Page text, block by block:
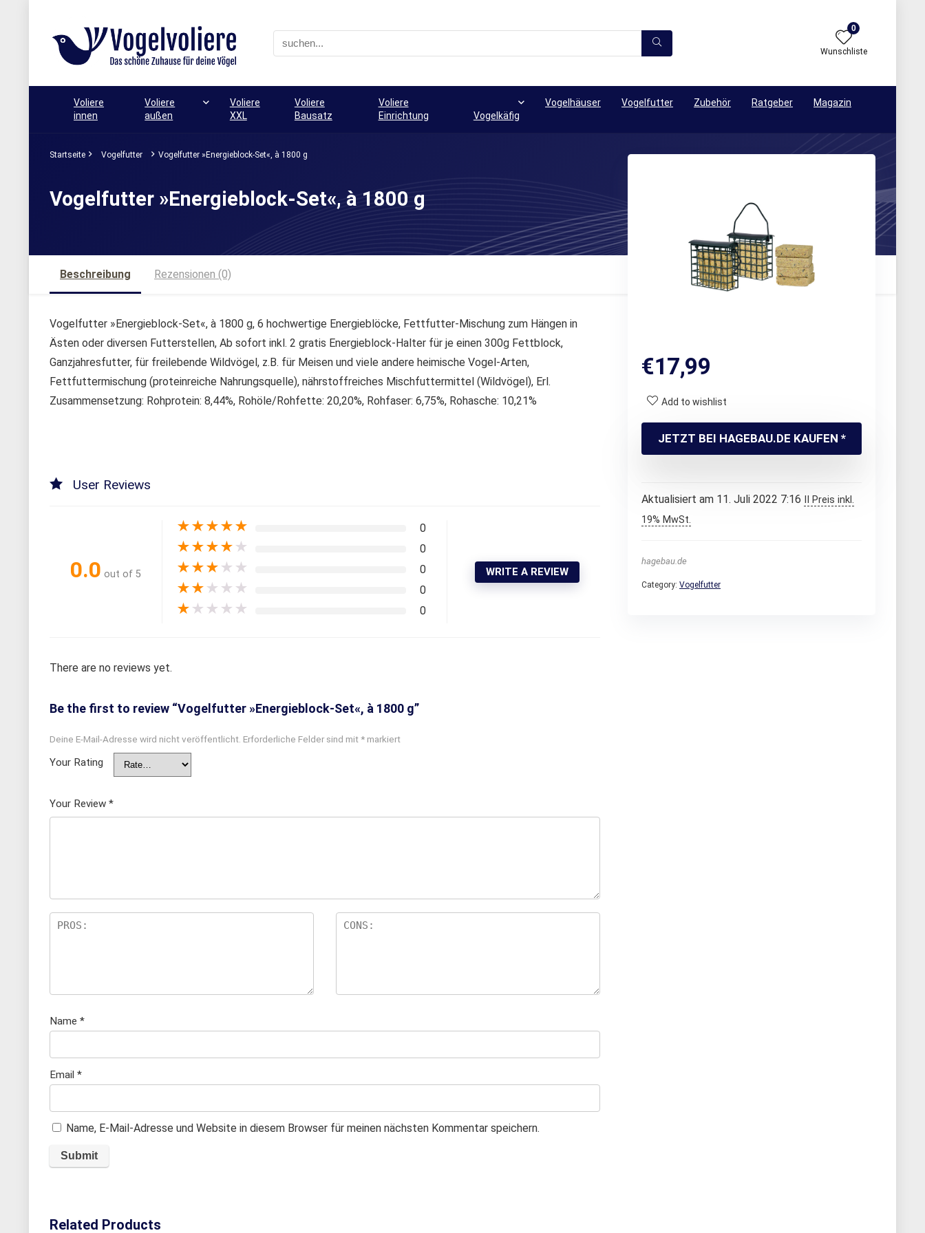
0
Wunschliste
Voliere
innen
Voliere
außen
Voliere
XXL
Voliere
Bausatz
Voliere
Einrichtung
Vogelkäfig
Vogelhäuser Vogelfutter Zubehör Ratgeber Magazin
Startseite Vogelfutter Vogelfutter »Energieblock-Set«, à 1800 g
Vogelfutter »Energieblock-Set«, à 1800 g
€17,99
Add to wishlist
JETZT BEI HAGEBAU.DE KAUFEN *
Aktualisiert am 11. Juli 2022 7:16
II Preis inkl.
19% MwSt.
hagebau.de
Category: Vogelfutter
Beschreibung Rezensionen (0)
Vogelfutter »Energieblock-Set«, à 1800 g, 6 hochwertige Energieblöcke, Fettfutter-Mischung zum Hängen in
Ästen oder diversen Futterstellen, Ab sofort inkl. 2 gratis Energieblock-Halter für je einen 300g Fettblock,
Ganzjahresfutter, für freilebende Wildvögel, z.B. für Meisen und viele andere heimische Vogel-Arten,
Fettfuttermischung (proteinreiche Nahrungsquelle), nährstoffreiches Mischfuttermittel (Wildvögel), Erl.
Zusammensetzung: Rohprotein: 8,44%, Rohöle/Rohfette: 20,20%, Rohfaser: 6,75%, Rohasche: 10,21%
User Reviews
0.0 out of 5
★★★★★ 0
★★★★ ★ 0
★★★ ★ ★ 0
★★ ★ ★ ★ 0
★ ★ ★ ★ ★ 0
WRITE A REVIEW
There are no reviews yet.
Be the first to review “Vogelfutter »Energieblock-Set«, à 1800 g”
Deine E-Mail-Adresse wird nicht veröffentlicht. Erforderliche Felder sind mit * markiert
Your Rating
Your Review *
Name *
Email *
Name, E-Mail-Adresse und Website in diesem Browser für meinen nächsten Kommentar speichern.
Related Products